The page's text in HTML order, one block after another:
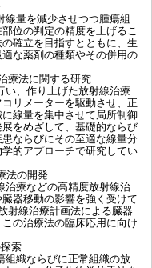
量を減少させつつ腫瘍組
位の判定の精度を上げるこ
確立を目指すとともに、生
な薬剤の種類やその併用の
療法に関する研究
、作り上げた放射線治療
リメーターを駆動させ、正
線量を集中させて局所制御
をめざして、基礎的ならび
ならびにその至適な線量分
的アプローチで研究してい
法の開発
療などの高精度放射線治
器移動の影響を強く受けて
射線治療計画法による臓器
の治療法の臨床応用に向け
索
織ならびに正常組織の放